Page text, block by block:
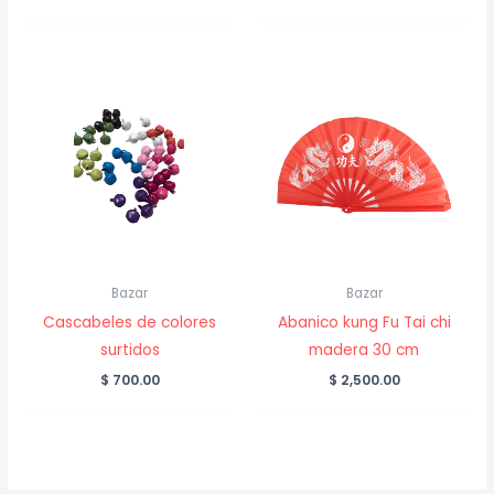
Bazar
Cascabeles de colores
surtidos
$ 700.00
Bazar
Abanico kung Fu Tai chi
madera 30 cm
$ 2,500.00